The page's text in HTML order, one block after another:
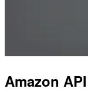
Amazon